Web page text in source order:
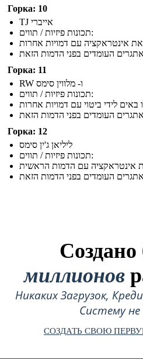
Горка: 10
TJ אייברי
תכונות פיזיות / תווים:
Горка: 11
RW ו- מלווין סימס
תכונות פיזיות / תווים:
Горка: 12
ליליאן ג'ין סימס
תכונות פיזיות / תווים:
миллионов
Никаких Загрузок,
Систему не
СОЗДАТЬ СВОЮ